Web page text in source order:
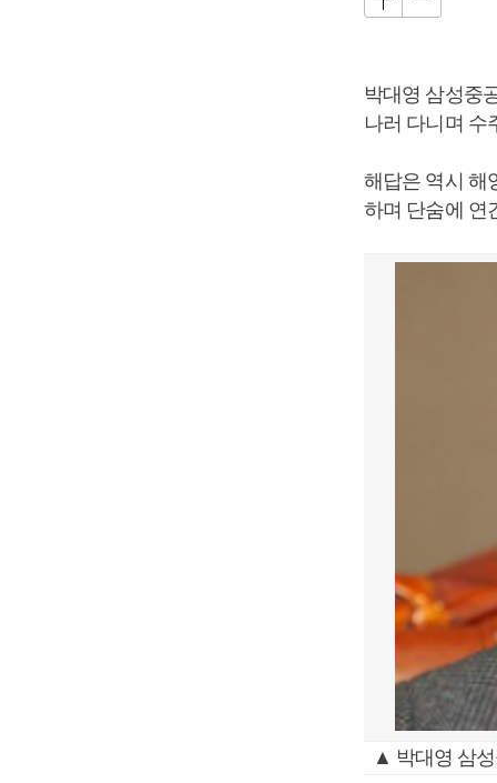
박대영 삼성중
나러 다니며 수
해답은 역시 해
하며 단숨에 연
▲ 박대영 삼